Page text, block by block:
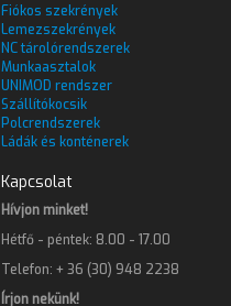
Fiókos szekrények
Lemezszekrények
NC tárolórendszerek
Munkaasztalok
UNIMOD rendszer
Szállítókocsik
Polcrendszerek
Ládák és konténerek
Kapcsolat
Hívjon minket!
Hétfő - péntek: 8.00 - 17.00
Telefon: + 36 (30) 948 2238
Írjon nekünk!